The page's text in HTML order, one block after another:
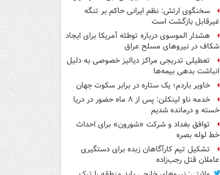
سخنگوی ارتش: نظم ایرانی حاکم بر تنگه
غیرقابل بازگشت است
هشدار الموسوی درباره توطئه آمریکا برای ایجاد
شکاف در نیروهای مسلح عراق
تعطیلی تدریجی مراکز دیالیز خصوصی به دلیل
انباشت بدهی بیمه‌ها
خاویر باردم؛ یک ستاره در برابر سکوت جهان
خدمه ناو لینکلن: پس از ۸ ماه حضور در دریا
خسته و درمانده‌ شدیم
توافق بغداد و شرکت «شورون» برای احداث
خط لوله بصره
تشکیل تیم کارآگاهان زبده برای دستگیری
عاملان قتل رجب‌زاده